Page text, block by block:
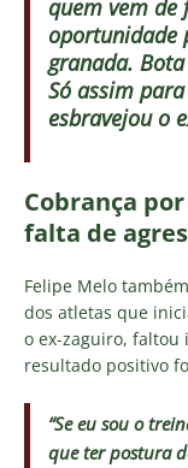
quem vem de
oportunidade
granada.
Só assim
esbravejou o
Cobrança
falta de
Felipe Melo
dos atletas que
o ex-zaguiro, faltou
resultado positivo
“Se eu sou o
que ter postura